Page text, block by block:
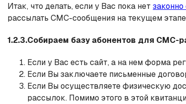
Итак, что делать, если у Вас пока нет
рассылать СМС-сообщения на текущем этапе
1.2.3.Собираем базу абонентов для СМС-
Если у Вас есть сайт, а на нем форма
Если Вы заключаете письменные
Если Вы осуществляете физическую
рассылок. Помимо этого в этой